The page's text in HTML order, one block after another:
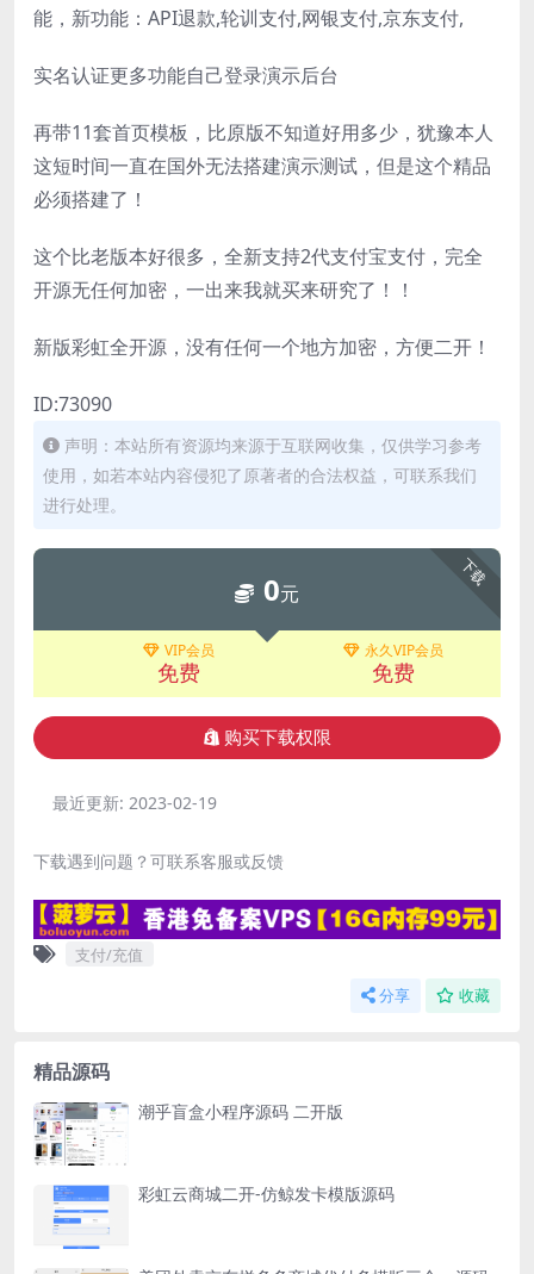
能，新功能：API退款,轮训支付,网银支付,京东支付,
实名认证更多功能自己登录演示后台
再带11套首页模板，比原版不知道好用多少，犹豫本人
这短时间一直在国外无法搭建演示测试，但是这个精品
必须搭建了！
这个比老版本好很多，全新支持2代支付宝支付，完全
开源无任何加密，一出来我就买来研究了！！
新版彩虹全开源，没有任何一个地方加密，方便二开！
ID:73090
声明：本站所有资源均来源于互联网收集，仅供学习参考
使用，如若本站内容侵犯了原著者的合法权益，可联系我们
进行处理。
下载
0元
VIP会员
免费
永久VIP会员
免费
购买下载权限
最近更新: 2023-02-19
下载遇到问题？可联系客服或反馈
支付/充值
分享 收藏
精品源码
潮乎盲盒小程序源码 二开版
彩虹云商城二开-仿鲸发卡模版源码